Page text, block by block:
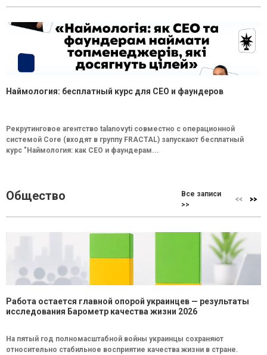
Наймология: бесплатный курс для CEO и фаундеров
Рекрутинговое агентство talanovyti совместно с операционной
системой Core (входят в группу FRACTAL) запускают бесплатный
курс "Наймология: как СEO и фаундерам...
Общество
Все записи
>>
Работа остается главной опорой украинцев — результаты
исследования Барометр качества жизни 2026
На пятый год полномасштабной войны украинцы сохраняют
относительно стабильное восприятие качества жизни в стране.